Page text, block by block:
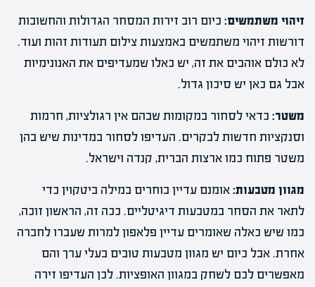
זיהוי משתמשים: כיום רוב זירות המסחר הגדולות והחשובות
דורשות זיהוי משתמשים באמצעות צילום תעודות זהות ועוד.
לא כולם אוהבים את זה, יש כאלו שמעדיפים את האנונימיות
אבל גם כאן יש סיכון גדול.
משטר: כדאי לסחור במקומות שבהם אין רגולציות, חרמות
וסנקציות חדשות לבקרים. העדיפו לסחור במדינות שיש בהן
משטר פתוח כמו ארצות הברית, קנדה וישראל.
מגוון מטבעות:אומנם עדיין בוחרים במילה ביטקוין כדי
לתאר את הסחר במטבעות דיגיטליים. ככה זה, הראשון זוכה,
כמו שיש כאלה שאומרים עדיין פלאפון למרות שעברו לחברה
אחרת. אבל כיום יש מגוון מטבעות טובים בעלי ערך והם
מאפשרים לכם לשחק במגוון האופציות. לכן העדיפו זירה